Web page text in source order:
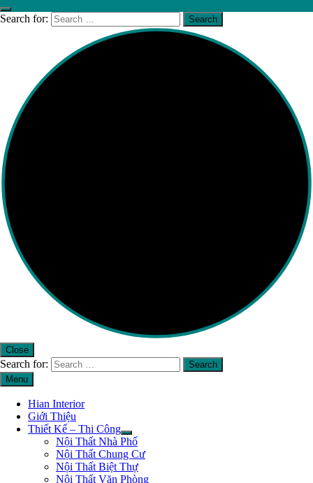
Search for:
Close
Search for:
Menu
Hian Interior
Giới Thiệu
Thiết Kế – Thi Công
Nội Thất Nhà Phố
Nội Thất Chung Cư
Nội Thất Biệt Thự
Nội Thất Văn Phòng